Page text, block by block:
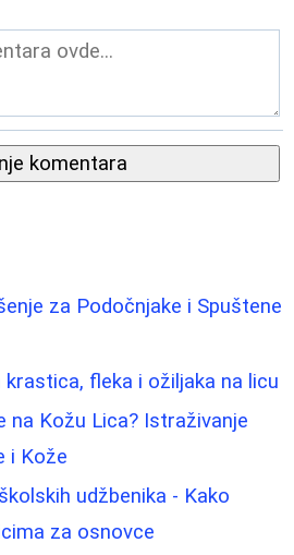
komentara
za Podočnjake i Spuštene
fleka i ožiljaka na licu
na Kožu Lica? Istraživanje
i Kože
udžbenika - Kako
za osnovce